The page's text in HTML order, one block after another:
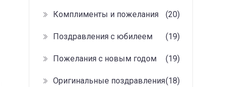
Комплименты и пожелания (20)
Поздравления с юбилеем (19)
Пожелания с новым годом (19)
Оригинальные поздравления(18)